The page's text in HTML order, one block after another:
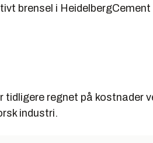
brensel i
tidligere regnet på kostnader
industri.